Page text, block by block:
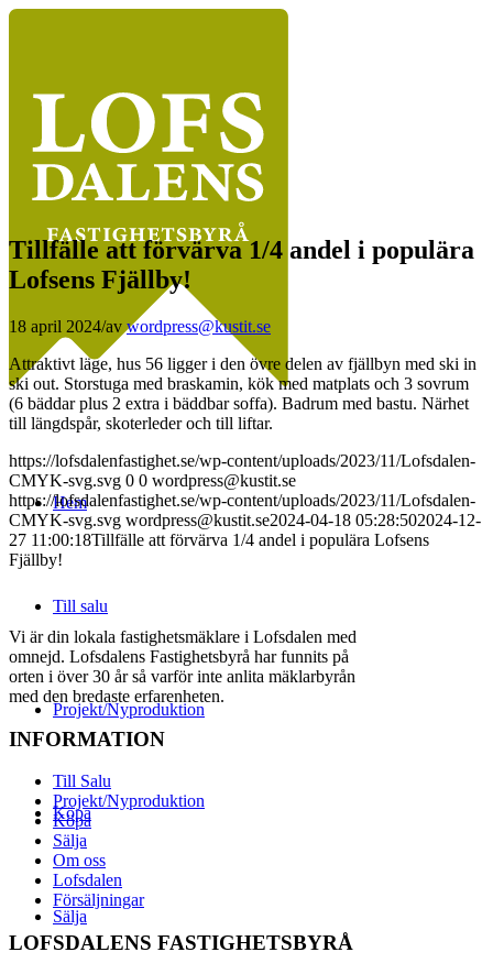
Hem
Till salu
Projekt/Nyproduktion
Köpa
Sälja
Tillfälle att förvärva 1/4 andel i populära
Lofsens Fjällby!
18 april 2024/avwordpress@kustit.se
Attraktivt läge, hus 56 ligger i den övre delen av fjällbyn med ski in
ski out. Storstuga med braskamin, kök med matplats och 3 sovrum
(6 bäddar plus 2 extra i bäddbar soffa). Badrum med bastu. Närhet
till längdspår, skoterleder och till liftar.
https://lofsdalenfastighet.se/wp-content/uploads/2023/11/Lofsdalen-
CMYK-svg.svg 0 0 wordpress@kustit.se
https://lofsdalenfastighet.se/wp-content/uploads/2023/11/Lofsdalen-
CMYK-svg.svg wordpress@kustit.se2024-04-18 05:28:502024-12-
27 11:00:18Tillfälle att förvärva 1/4 andel i populära Lofsens
Fjällby!
Vi är din lokala fastighetsmäklare i Lofsdalen med
omnejd. Lofsdalens Fastighetsbyrå har funnits på
orten i över 30 år så varför inte anlita mäklarbyrån
med den bredaste erfarenheten.
INFORMATION
Till Salu
Projekt/Nyproduktion
Köpa
Sälja
Om oss
Lofsdalen
Försäljningar
LOFSDALENS FASTIGHETSBYRÅ